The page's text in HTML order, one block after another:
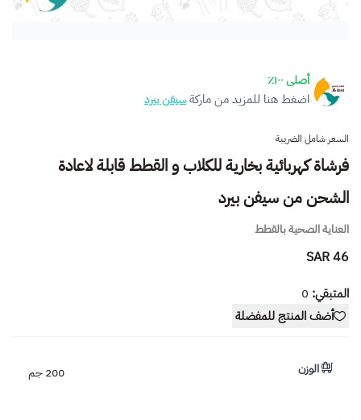
أصلى ١٠٠٪
اضغط هنا للمزيد من ماركةسيفن بيرد
السعر شامل الضريبة
فرشاة كهربائية بخارية للكلاب و القطط قابلة لاعادة
الشحن من سيفن بيرد
العناية الصحية بالقطط
46 SAR
المتبقي: 0
أضف المنتج للمفضلة
الوزن 200 جم